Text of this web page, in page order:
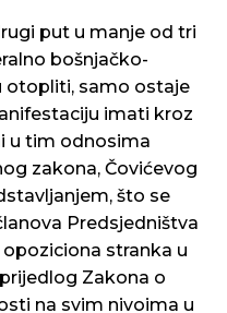
put u manje od tri
bošnjačko-
otopliti, samo ostaje
imati kroz
u tim odnosima
zakona, Čovićevog
što se
Predsjedništva
opoziciona stranka u
Zakona o
na svim nivoima u